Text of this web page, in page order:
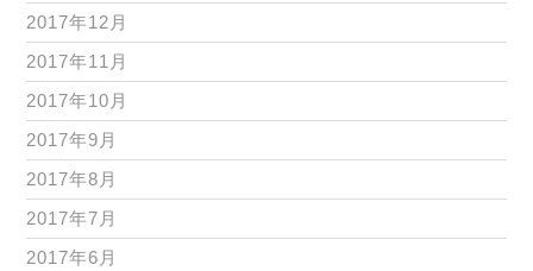
2017年12月
2017年11月
2017年10月
2017年9月
2017年8月
2017年7月
2017年6月